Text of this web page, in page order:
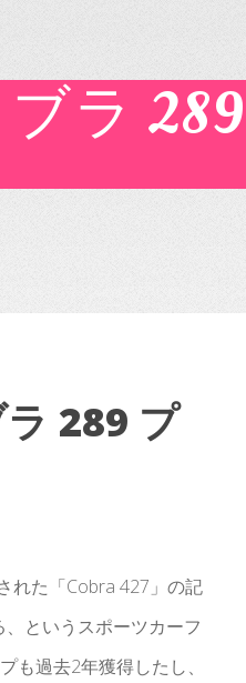
ラ
289 プ
れた「Cobra 427」の記
というスポーツカーフ
も過去2年獲得したし、